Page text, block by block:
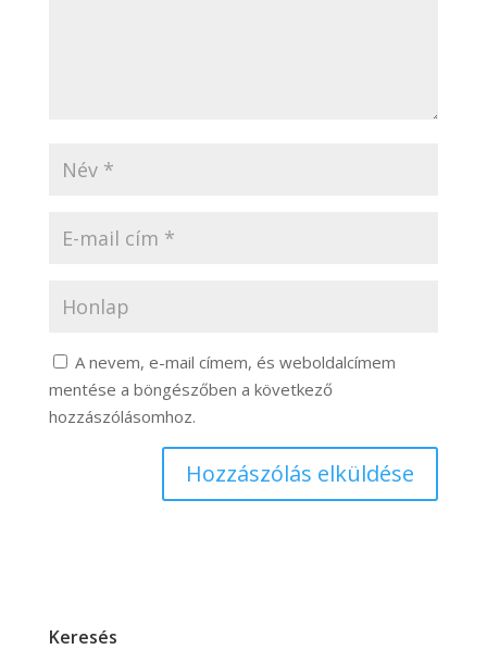
A nevem, e-mail címem, és weboldalcímem
mentése a böngészőben a következő
hozzászólásomhoz.
Keresés